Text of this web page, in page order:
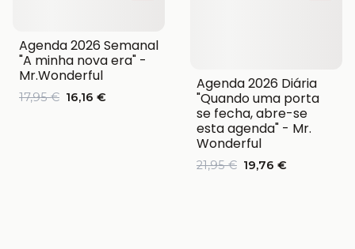
Agenda 2026 Semanal
"A minha nova era" -
Mr.Wonderful
17,95 € 16,16 €
Agenda 2026 Diária
"Quando uma porta
se fecha, abre-se
esta agenda" - Mr.
Wonderful
21,95 € 19,76 €